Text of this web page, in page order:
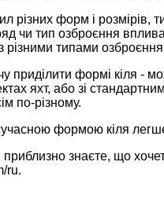
різних форм і розмірів,
чи тип озброєння
різними типами озброєння
приділити формі кіля -
яхт, або зі
по-різному.
формою кіля легше
знаєте, що
ru.